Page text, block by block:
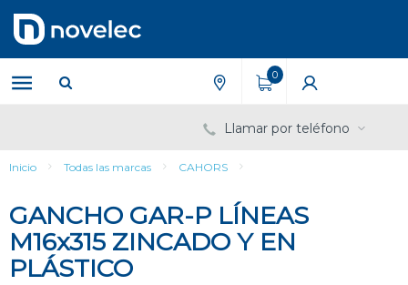
contenido
menú
de
navegación
0
Llamar por teléfono
Inicio Todas las marcas CAHORS
GANCHO GAR-P LÍNEAS
M16x315 ZINCADO Y EN
PLÁSTICO